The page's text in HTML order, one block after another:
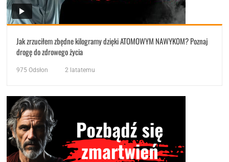
Jak zrzuciłem zbędne kilogramy dzięki ATOMOWYM NAWYKOM? Poznaj
drogę do zdrowego życia
975 Odsłon 2 latatemu